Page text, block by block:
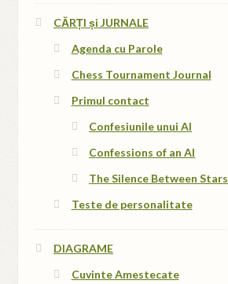
CĂRȚI și JURNALE
Agenda cu Parole
Chess Tournament Journal
Primul contact
Confesiunile unui AI
Confessions of an AI
The Silence Between Stars
Teste de personalitate
DIAGRAME
Cuvinte Amestecate